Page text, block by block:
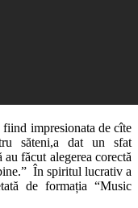
impresionata de cîte
săteni,a dat un sfat
făcut alegerea corectă
În spiritul lucrativ a
de formația “Music